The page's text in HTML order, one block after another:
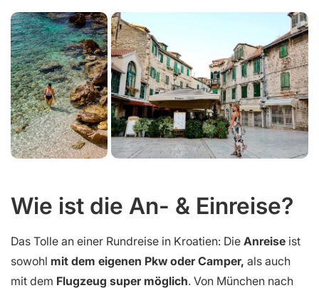
Wie ist die An- & Einreise?
Das Tolle an einer Rundreise in Kroatien: Die Anreise ist
sowohl mit dem eigenen Pkw oder Camper, als auch
mit dem Flugzeug super möglich. Von München nach